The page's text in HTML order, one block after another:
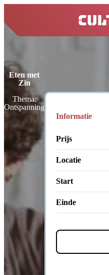
Eten met
Zin
Thema:
Ontspanning
Informatie
Prijs
Locatie
Start
Einde